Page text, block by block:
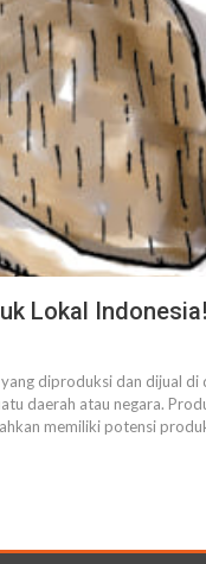
Lokal Indonesia!
diproduksi dan dijual di
daerah atau negara.
memiliki potensi